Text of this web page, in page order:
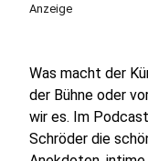
Anzeige
Was macht der
der Bühne oder
wir es. Im
Schröder die